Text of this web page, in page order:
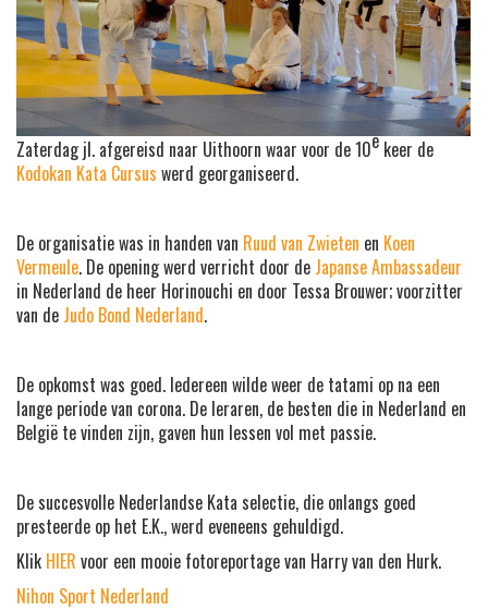
Zaterdag jl. afgereisd naar Uithoorn waar voor de 10e keer de
Kodokan Kata Cursus werd georganiseerd.
De organisatie was in handen van Ruud van Zwieten en Koen
Vermeule. De opening werd verricht door de Japanse Ambassadeur
in Nederland de heer Horinouchi en door Tessa Brouwer; voorzitter
van de Judo Bond Nederland.
De opkomst was goed. Iedereen wilde weer de tatami op na een
lange periode van corona. De leraren, de besten die in Nederland en
België te vinden zijn, gaven hun lessen vol met passie.
De succesvolle Nederlandse Kata selectie, die onlangs goed
presteerde op het E.K., werd eveneens gehuldigd.
Klik HIER voor een mooie fotoreportage van Harry van den Hurk.
Nihon Sport Nederland